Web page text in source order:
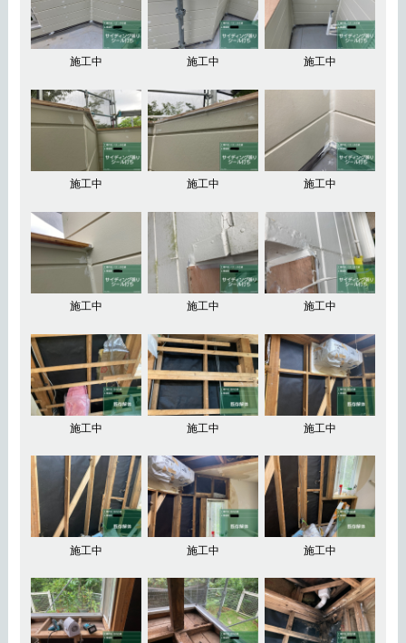
施工中 施工中 施工中
施工中 施工中 施工中
施工中 施工中 施工中
施工中 施工中 施工中
施工中 施工中 施工中